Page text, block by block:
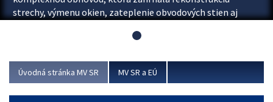
strechy, výmenu okien, zateplenie obvodových stien aj
aj interiéru, kde vznikli nové učebne a moderné
Viac
Úvodná stránka MV SR MV SR a EÚ